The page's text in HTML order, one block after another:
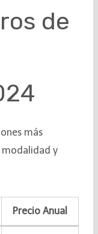
de
más
modalidad y
Precio Anual